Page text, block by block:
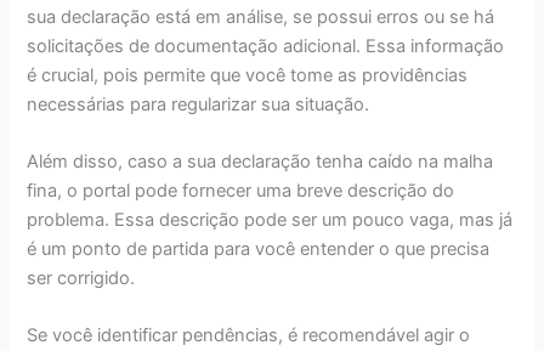
sua declaração está em análise, se possui erros ou se há
solicitações de documentação adicional. Essa informação
é crucial, pois permite que você tome as providências
necessárias para regularizar sua situação.
Além disso, caso a sua declaração tenha caído na malha
fina, o portal pode fornecer uma breve descrição do
problema. Essa descrição pode ser um pouco vaga, mas já
é um ponto de partida para você entender o que precisa
ser corrigido.
Se você identificar pendências, é recomendável agir o